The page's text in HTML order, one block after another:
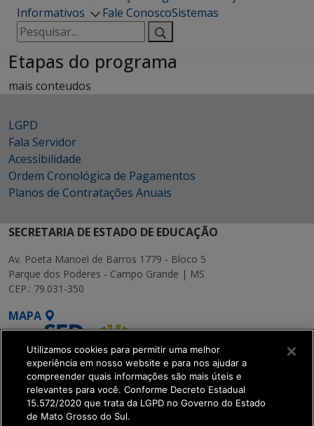
Informativos
Fale ConoscoSistemas
Pesquisar
por:
Etapas do programa
mais conteudos
LGPD
Fala Servidor
Acessibilidade
Ordem Cronológica de Pagamentos
Planos de Contratações Anuais
SECRETARIA DE ESTADO DE EDUCAÇÃO
Av. Poeta Manoel de Barros 1779 - Bloco 5
Parque dos Poderes - Campo Grande | MS
CEP.: 79.031-350
MAPA
SETDIG | Secretaria-
Utilizamos cookies para permitir uma melhor
experiência em nosso website e para nos ajudar a
compreender quais informações são mais úteis e
relevantes para você. Conforme Decreto Estadual
15.572/2020 que trata da LGPD no Governo do Estado
de Mato Grosso do Sul.